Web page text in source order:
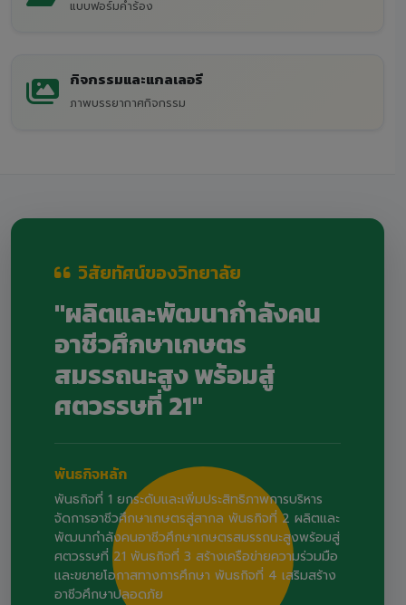
แบบฟอร์มคำร้อง
กิจกรรมและแกลเลอรี
ภาพบรรยากาศกิจกรรม
วิสัยทัศน์ของวิทยาลัย
"ผลิตและพัฒนากำลังคน
อาชีวศึกษาเกษตร
สมรรถนะสูง พร้อมสู่
ศตวรรษที่ 21"
พันธกิจหลัก
พันธกิจที่ 1 ยกระดับและเพิ่มประสิทธิภาพการบริหาร
จัดการอาชีวศึกษาเกษตรสู่สากล พันธกิจที่ 2 ผลิตและ
พัฒนากำลังคนอาชีวศึกษาเกษตรสมรรถนะสูงพร้อมสู่
ศตวรรษที่ 21 พันธกิจที่ 3 สร้างเครือข่ายความร่วมมือ
และขยายโอกาสทางการศึกษา พันธกิจที่ 4 เสริมสร้าง
อาชีวศึกษาปลอดภัย